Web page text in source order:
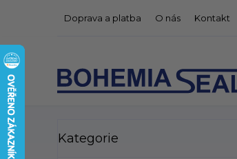
Doprava a platba O nás Kontakt
o
kategorie
Kategorie